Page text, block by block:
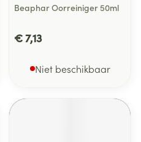
Beaphar Oorreiniger 50ml
€ 7,13
Niet beschikbaar